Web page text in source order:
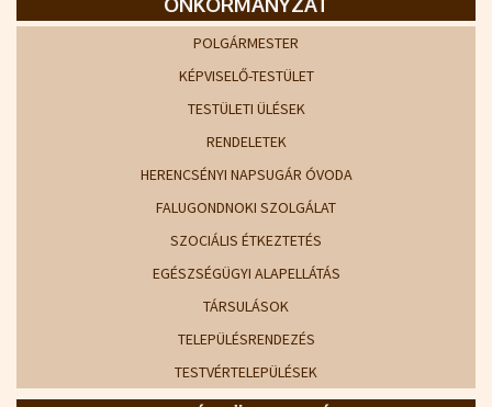
POLGÁRMESTER
KÉPVISELŐ-TESTÜLET
TESTÜLETI ÜLÉSEK
RENDELETEK
HERENCSÉNYI NAPSUGÁR ÓVODA
FALUGONDNOKI SZOLGÁLAT
SZOCIÁLIS ÉTKEZTETÉS
EGÉSZSÉGÜGYI ALAPELLÁTÁS
TÁRSULÁSOK
TELEPÜLÉSRENDEZÉS
TESTVÉRTELEPÜLÉSEK